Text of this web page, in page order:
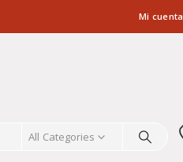
Mi cuenta
All Categories